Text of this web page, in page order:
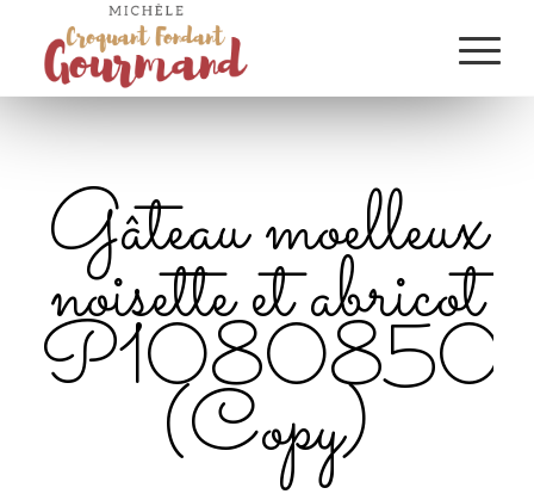
Gâteau moelleux
noisette et abricot
P1080850
(Copy)